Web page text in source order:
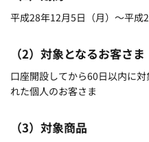
平成28年12月5日（月）～平成
（2）対象となるお客さま
口座開設してから60日以内に
れた個人のお客さま
（3）対象商品